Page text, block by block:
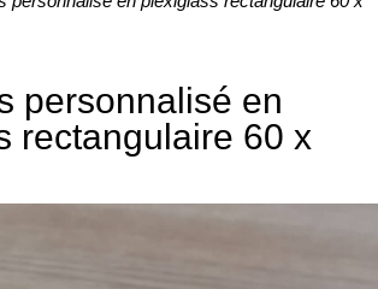
personnalisé en
rectangulaire 60 x